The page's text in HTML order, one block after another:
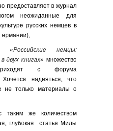
предоставляет в журнал
неожиданные для
русских немцев в
«Российские немцы:
двух книгах» множество
с форума
надеяться, что
только материалы о
же количеством
глубокая статья Милы